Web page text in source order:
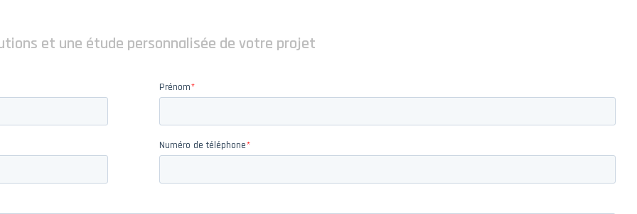
et une étude personnalisée de votre projet